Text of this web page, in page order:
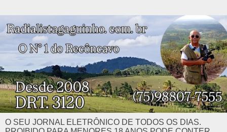
O SEU JORNAL ELETRÔNICO DE TODOS OS DIAS.